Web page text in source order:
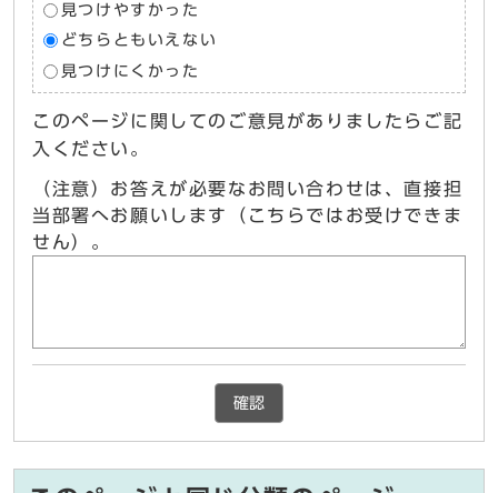
見つけやすかった
どちらともいえない
見つけにくかった
このページに関してのご意見がありましたらご記
入ください。
（注意）お答えが必要なお問い合わせは、直接担
当部署へお願いします（こちらではお受けできま
せん）。
確認